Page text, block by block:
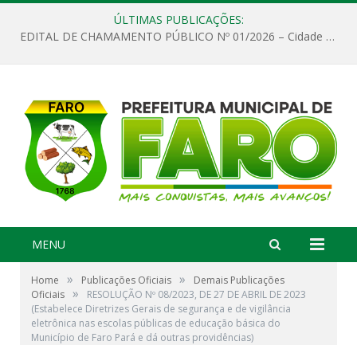
ÚLTIMAS PUBLICAÇÕES:
EDITAL DE CHAMAMENTO PÚBLICO Nº 01/2026 – Cidade de Faro
MENU
Home » Publicações Oficiais »
Demais Publicações
Oficiais »
RESOLUÇÃO Nº 08/2023, DE 27 DE ABRIL DE 2023
(Estabelece Diretrizes Gerais de segurança e de vigilância
eletrônica nas escolas públicas de educação básica do
Município de Faro Pará e dá outras providências)